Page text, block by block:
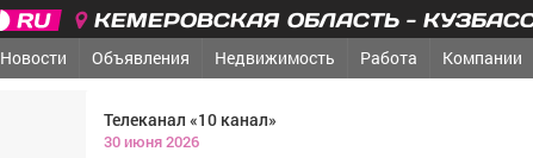
КЕМЕРОВСКАЯ ОБЛАСТЬ -
Новости Объявления Недвижимость Работа Компании
Телеканал «10 канал»
30 июня 2026